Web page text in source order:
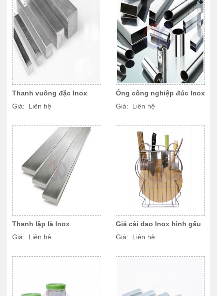
Thanh vuông đặc Inox
Giá: Liên hệ
Ống công nghiệp đúc Inox
Giá: Liên hệ
Thanh lập là Inox
Giá: Liên hệ
Giá cài dao Inox hình gấu
Giá: Liên hệ